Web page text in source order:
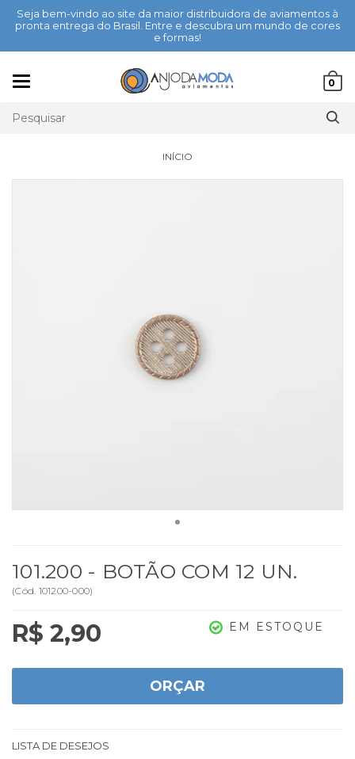
Seja bem-vindo ao site da maior distribuidora de aviamentos à
pronta entrega do Brasil. Entre e descubra um mundo de cores
e formas!
0
INÍCIO
101.200 - BOTÃO COM 12 UN.
(Cód. 101200-000)
R$ 2,90 EM ESTOQUE
ORÇAR
LISTA DE DESEJOS